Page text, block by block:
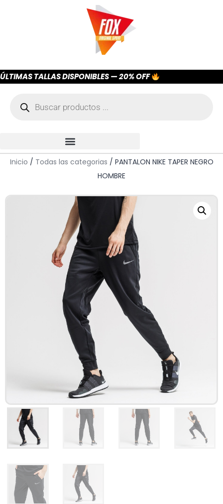
ÚLTIMAS TALLAS DISPONIBLES — 20% OFF
Inicio / Todas las categorias / PANTALON NIKE TAPER NEGRO
HOMBRE